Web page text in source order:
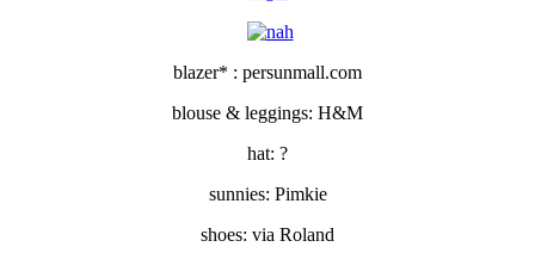
blazer* : persunmall.com
blouse & leggings: H&M
hat: ?
sunnies: Pimkie
shoes: via Roland